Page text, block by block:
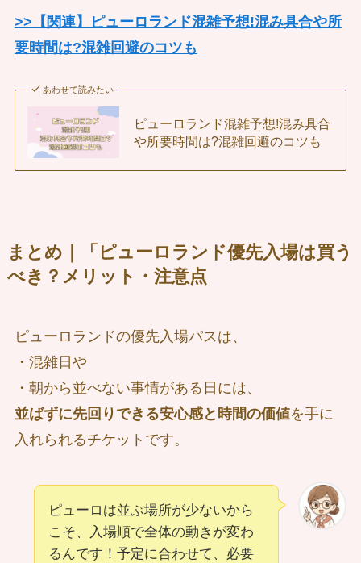
>>【関連】ピューロランド混雑予想!混み具合や所
要時間は?混雑回避のコツも
あわせて読みたい
ピューロランド混雑予想!混み具合
や所要時間は?混雑回避のコツも
まとめ｜「ピューロランド優先入場は買う
べき？メリット・注意点
ピューロランドの優先入場パスは、
・混雑日や
・朝から並べない事情がある日には、
並ばずに先回りできる安心感と時間の価値を手に
入れられるチケットです。
ピューロは並ぶ場所が少ないから
こそ、入場順で全体の動きが変わ
るんです！予定に合わせて、必要